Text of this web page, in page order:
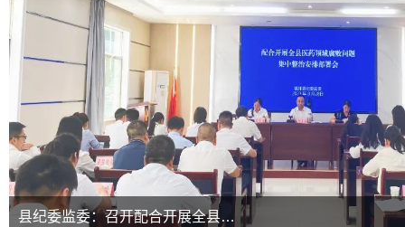
县纪委监委：召开配合开展全县…